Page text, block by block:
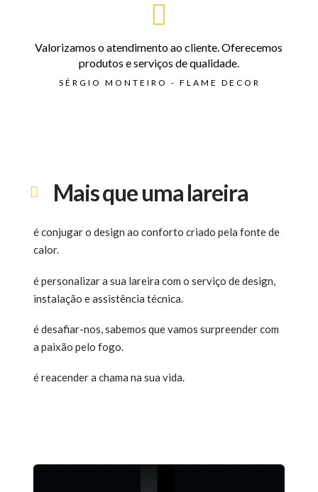
Valorizamos o atendimento ao cliente. Oferecemos
produtos e serviços de qualidade.
SÉRGIO MONTEIRO - FLAME DECOR
Mais que uma lareira
é conjugar o design ao conforto criado pela fonte de
calor.
é personalizar a sua lareira com o serviço de design,
instalação e assistência técnica.
é desafiar-nos, sabemos que vamos surpreender com
a paixão pelo fogo.
é reacender a chama na sua vida.